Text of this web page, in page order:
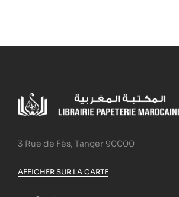
3 Rue de Fès, Tanger 90000
AFFICHER SUR LA CARTE